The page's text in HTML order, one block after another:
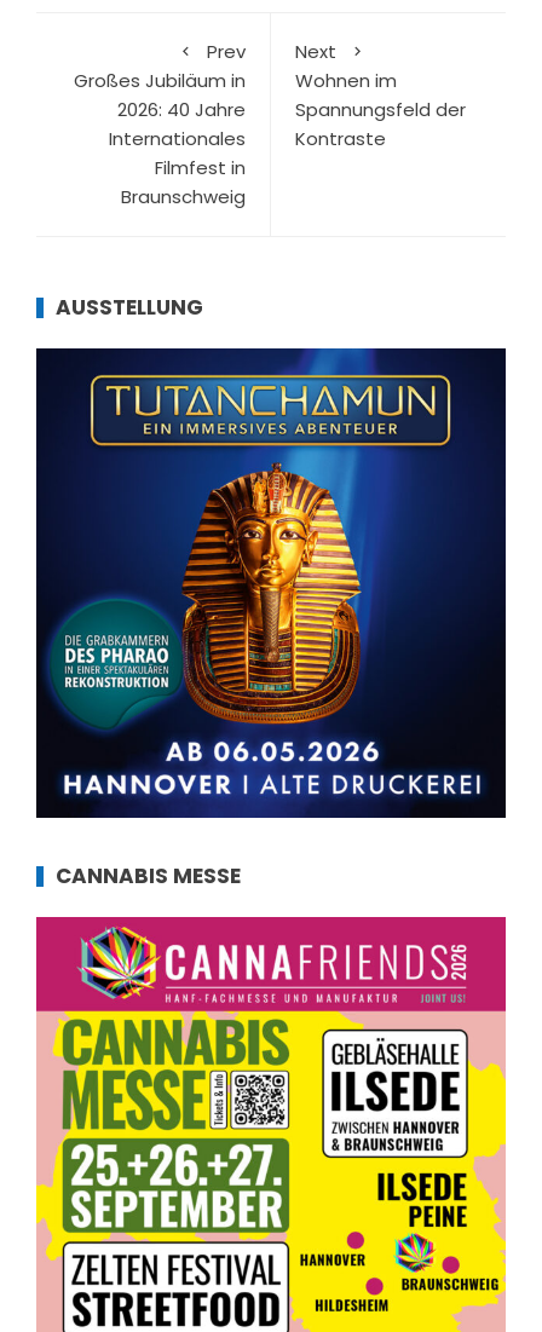
Prev
Großes Jubiläum in
2026: 40 Jahre
Internationales
Filmfest in
Braunschweig
Next
Wohnen im
Spannungsfeld der
Kontraste
AUSSTELLUNG
CANNABIS MESSE